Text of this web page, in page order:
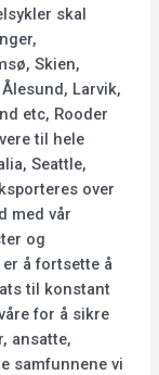
skal
Skien,
Larvik,
etc, Rooder
til hele
Seattle,
over
med vår
og
å fortsette å
til konstant
for å sikre
ansatte,
samfunnene vi